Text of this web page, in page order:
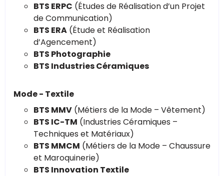
BTS ERPC (Études de Réalisation d’un Projet
de Communication)
BTS ERA (Étude et Réalisation
d’Agencement)
BTS Photographie
BTS Industries Céramiques
Mode - Textile
BTS MMV (Métiers de la Mode – Vêtement)
BTS IC-TM (Industries Céramiques –
Techniques et Matériaux)
BTS MMCM (Métiers de la Mode – Chaussure
et Maroquinerie)
BTS Innovation Textile